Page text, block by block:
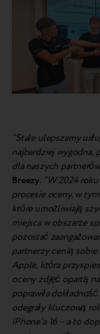
“Stale ulepszamy
najbardziej wygodna,
dla naszych
Breezy. “W 2024
procesie oceny, w
które umożliwiają
miejsca w obszarze
pozostać
partnerzy cenią
Apple, która
oceny zdjęć opartą
poprawiła
odegrały kluczową
iPhone’a 16 – a to